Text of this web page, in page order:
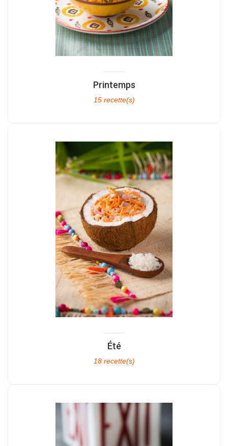
Printemps
15 recette(s)
Été
18 recette(s)